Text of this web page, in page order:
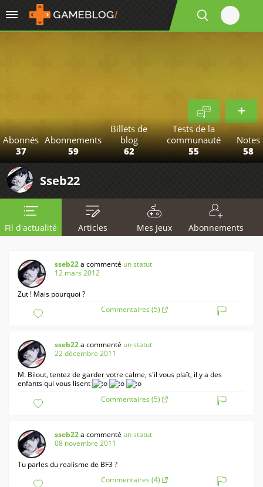
Abonnés
37
Abonnements
59
Billets de
blog
62
Tests de la
communauté
55
Notes
58
Sseb22
Fil d'actualité Articles Mes Jeux Abonnements
sseb22a commenté un statut
12 mars 2012
Zut ! Mais pourquoi ?
Commentaires (5)
sseb22a commenté un statut
22 décembre 2011
M. Bilout, tentez de garder votre calme, s'il vous plaît, il y a des
enfants qui vous lisent
Commentaires (5)
sseb22a commenté un statut
08 novembre 2011
Tu parles du realisme de BF3 ?
Commentaires (4)